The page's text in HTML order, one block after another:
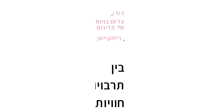
הודו
על תרבויות
של מדינות
רילוקיישן
בין
תרבויות:
חוויות